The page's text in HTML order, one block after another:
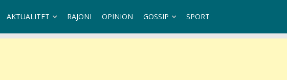
AKTUALITET RAJONI OPINION GOSSIP SPORT